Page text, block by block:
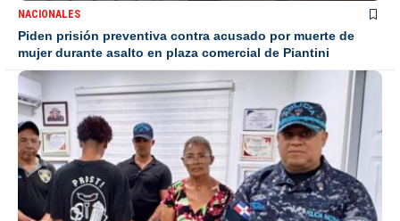
NACIONALES
Piden prisión preventiva contra acusado por muerte de
mujer durante asalto en plaza comercial de Piantini